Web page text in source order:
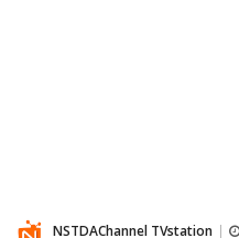
NSTDAChannel TVstation